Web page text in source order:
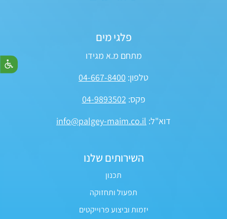
פלגי מים
מתחם מ.א מגידו
טלפון: 04-667-8400
פקס: 04-9893502
דוא"ל: info@palgey-maim.co.il
השירותים שלנו
תכנון
תפעול ותחזוקה
יזמות וביצוע פרוייקטים